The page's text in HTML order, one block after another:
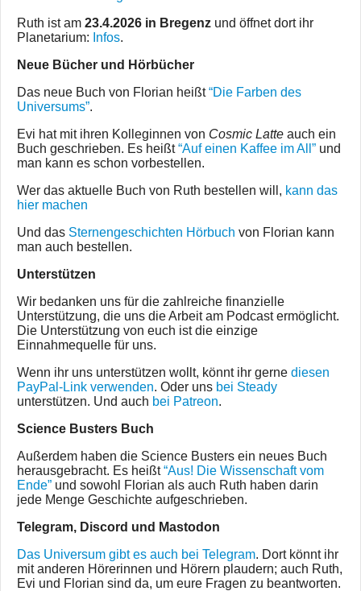
Ruth ist am 23.4.2026 in Bregenz und öffnet dort ihr
Planetarium: Infos.
Neue Bücher und Hörbücher
Das neue Buch von Florian heißt“Die Farben des
Universums”.
Evi hat mit ihren Kolleginnen von Cosmic Latte auch ein
Buch geschrieben. Es heißt“Auf einen Kaffee im All” und
man kann es schon vorbestellen.
Wer das aktuelle Buch von Ruth bestellen will, kann das
hier machen
Und das Sternengeschichten Hörbuch von Florian kann
man auch bestellen.
Unterstützen
Wir bedanken uns für die zahlreiche finanzielle
Unterstützung, die uns die Arbeit am Podcast ermöglicht.
Die Unterstützung von euch ist die einzige
Einnahmequelle für uns.
Wenn ihr uns unterstützen wollt, könnt ihr gerne diesen
PayPal-Link verwenden. Oder uns bei Steady
unterstützen. Und auch bei Patreon.
Science Busters Buch
Außerdem haben die Science Busters ein neues Buch
herausgebracht. Es heißt“Aus! Die Wissenschaft vom
Ende” und sowohl Florian als auch Ruth haben darin
jede Menge Geschichte aufgeschrieben.
Telegram, Discord und Mastodon
Das Universum gibt es auch bei Telegram. Dort könnt ihr
mit anderen Hörerinnen und Hörern plaudern; auch Ruth,
Evi und Florian sind da, um eure Fragen zu beantworten.